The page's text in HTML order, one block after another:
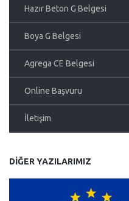
Hazır Beton G Belgesi
Boya G Belgesi
Agrega CE Belgesi
Online Başvuru
İletişim
DIĞER YAZILARIMIZ